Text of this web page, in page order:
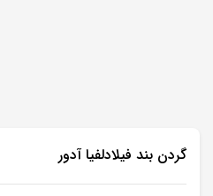
گردن بند فیلادلفیا آدور